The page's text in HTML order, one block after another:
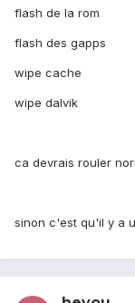
flash de la rom
flash des gapps
wipe cache
wipe dalvik
ca devrais rouler
sinon c'est qu'il y a